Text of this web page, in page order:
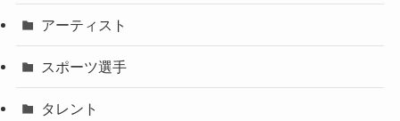
アーティスト
スポーツ選手
タレント